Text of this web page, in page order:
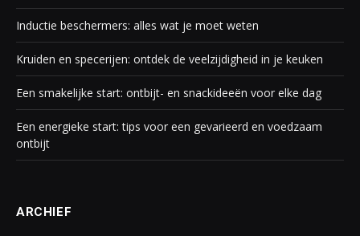
Inductie beschermers: alles wat je moet weten
Kruiden en specerijen: ontdek de veelzijdigheid in je keuken
Een smakelijke start: ontbijt- en snackideeën voor elke dag
Een energieke start: tips voor een gevarieerd en voedzaam
ontbijt
ARCHIEF